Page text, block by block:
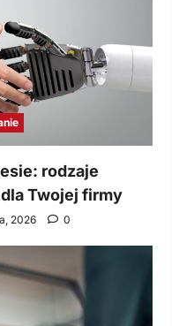
rodzaje
Twojej firmy
2026 0